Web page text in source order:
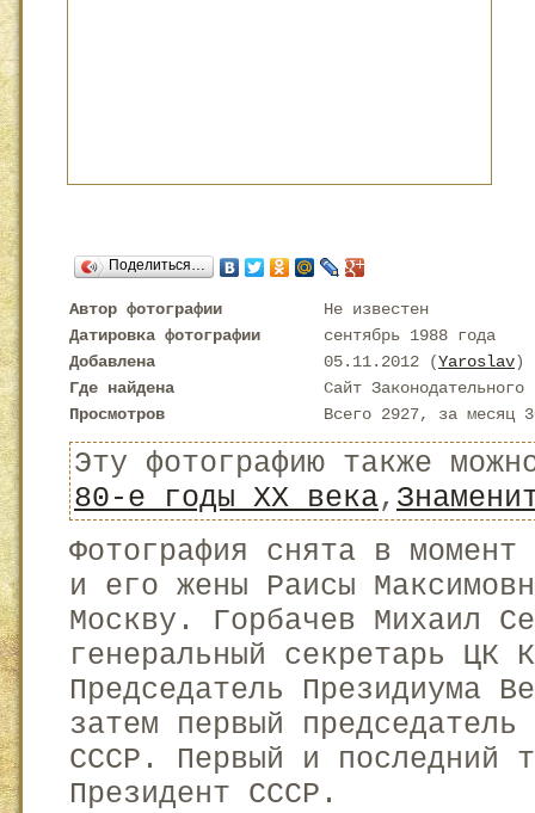
Поделиться…
Автор фотографии
Не известен
Датировка фотографии
сентябрь 1988 года
Добавлена
05.11.2012 (Yaroslav)
Где найдена
Сайт
Просмотров
Всего 2927, за месяц
Эту фотографию также
80-е годы XX века,
Фотография снята в
и его жены Раисы
Москву. Горбачев Михаил
генеральный секретарь ЦК
Председатель Президиума
затем первый председатель
СССР. Первый и последний
Президент СССР.